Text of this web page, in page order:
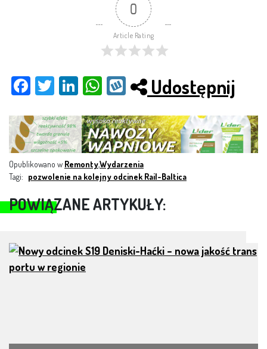
0
Article Rating
Fac
ok
Twit
Link
n
Wh
App
Wy
Udostępnij
Opublikowano w Remonty,Wydarzenia
Tagi: pozwolenie na kolejny odcinek Rail-Baltica
POWIĄZANE ARTYKUŁY: